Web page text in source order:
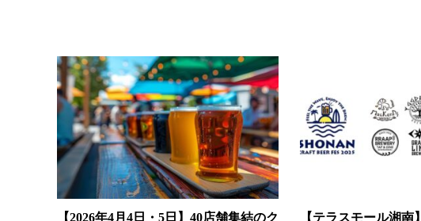
【2026年4月4日・5日】40店舗集結のク
【テラスモール湘